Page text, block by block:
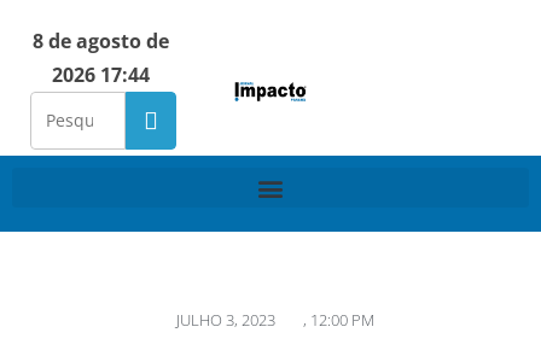
8 de agosto de
2026 17:44
JULHO 3, 2023 , 12:00 PM